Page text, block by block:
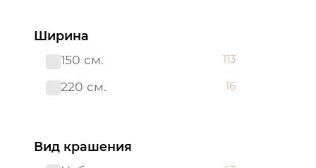
220*200 3
240*215 3
48*48
2 шт. - 50х70
2 шт. - 70х70
Борта:6шт
Наволочка: 1 шт. - 40*60
Ширина
150 см.
113
220 см. 16
Вид крашения